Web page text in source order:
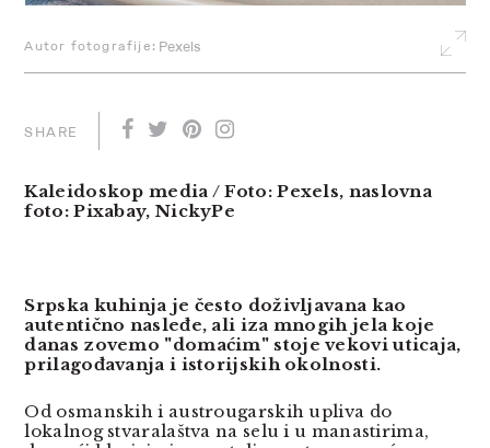
Pexels
Autor fotografije:
SHARE
Kaleidoskop media / Foto: Pexels, naslovna
foto: Pixabay, NickyPe
Srpska kuhinja je često doživljavana kao
autentično nasleđe, ali iza mnogih jela koje
danas zovemo "domaćim" stoje vekovi uticaja,
prilagođavanja i istorijskih okolnosti.
Od osmanskih i austrougarskih upliva do
lokalnog stvaralaštva na selu i u manastirima,